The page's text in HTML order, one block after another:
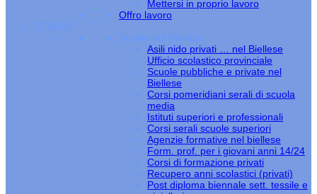
Mettersi in proprio lavoro
Offro lavoro
STUDIO
Scuole nel Biellese
Asili nido privati … nel Biellese
Ufficio scolastico provinciale
Scuole pubbliche e private nel
Biellese
Corsi pomeridiani serali di scuola
media
Istituti superiori e professionali
Corsi serali scuole superiori
Agenzie formative nel biellese
Form. prof. per i giovani anni 14/24
Corsi di formazione privati
Recupero anni scolastici (privati)
Post diploma biennale sett. tessile e